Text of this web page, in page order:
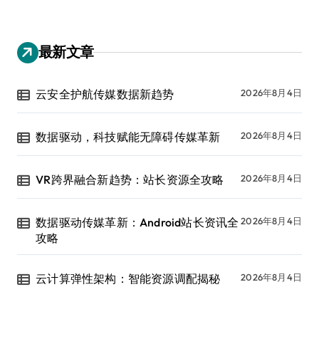
最新文章
云安全护航传媒数据新趋势 2026年8月4日
数据驱动，科技赋能无障碍传媒革新 2026年8月4日
VR跨界融合新趋势：站长资源全攻略 2026年8月4日
数据驱动传媒革新：Android站长资讯全
攻略
2026年8月4日
云计算弹性架构：智能资源调配揭秘 2026年8月4日